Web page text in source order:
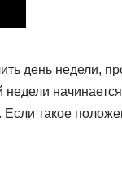
день недели,
начинается
такое